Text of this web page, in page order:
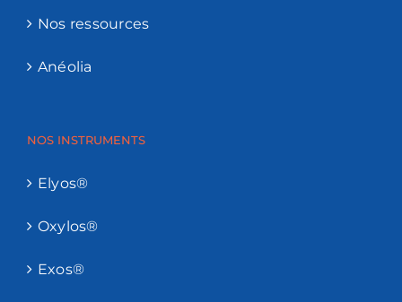
Nos ressources
Anéolia
NOS INSTRUMENTS
Elyos®
Oxylos®
Exos®